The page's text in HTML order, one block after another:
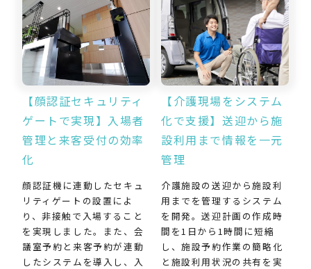
【顔認証セキュリティ
ゲートで実現】入場者
管理と来客受付の効率
化
顔認証機に連動したセキュ
リティゲートの設置によ
り、非接触で入場すること
を実現しました。また、会
議室予約と来客予約が連動
したシステムを導入し、入
【介護現場をシステム
化で支援】送迎から施
設利用まで情報を一元
管理
介護施設の送迎から施設利
用までを管理するシステム
を開発。送迎計画の作成時
間を1日から1時間に短縮
し、施設予約作業の簡略化
と施設利用状況の共有を実